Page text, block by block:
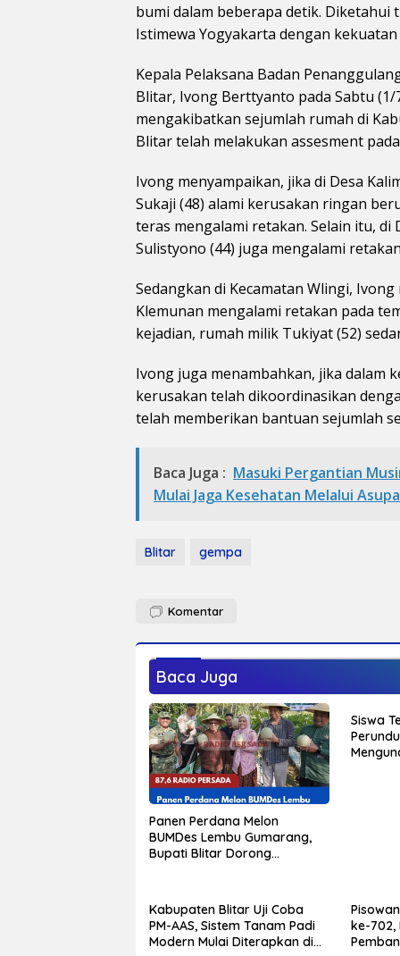
bumi dalam beberapa detik. Diketahui
Istimewa Yogyakarta dengan kekuatan
Kepala Pelaksana Badan
Blitar, Ivong Berttyanto pada Sabtu
mengakibatkan sejumlah rumah di
Blitar telah melakukan assesment
Ivong menyampaikan, jika di Desa
Sukaji (48) alami kerusakan ringan
teras mengalami retakan. Selain itu, di
Sulistyono (44) juga mengalami
Sedangkan di Kecamatan Wlingi,
Klemunan mengalami retakan pada
kejadian, rumah milik Tukiyat (52)
Ivong juga menambahkan, jika dalam
kerusakan telah dikoordinasikan
telah memberikan bantuan sejumlah
Baca Juga : Masuki Pergantian
Mulai Jaga Kesehatan Melalui
Blitar gempa
Komentar
Baca Juga
Panen Perdana Melon
BUMDes Lembu Gumarang,
Bupati Blitar Dorong
Siswa
Kabupaten Blitar Uji Coba
PM-AAS, Sistem Tanam Padi
Modern Mulai Diterapkan di
ke-702,